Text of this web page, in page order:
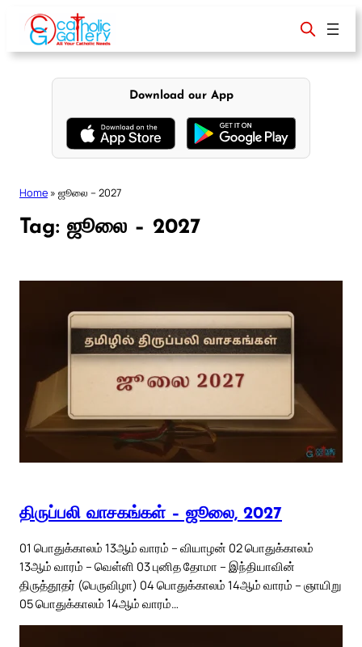
content
Download our App
Home » ஜூலை – 2027
Tag: ஜூலை – 2027
திருப்பலி வாசகங்கள் – ஜூலை, 2027
01 பொதுக்காலம் 13ஆம் வாரம் – வியாழன் 02 பொதுக்காலம்
13ஆம் வாரம் – வெள்ளி 03 புனித தோமா – இந்தியாவின்
திருத்தூதர் (பெருவிழா) 04 பொதுக்காலம் 14ஆம் வாரம் – ஞாயிறு
05 பொதுக்காலம் 14ஆம் வாரம்…